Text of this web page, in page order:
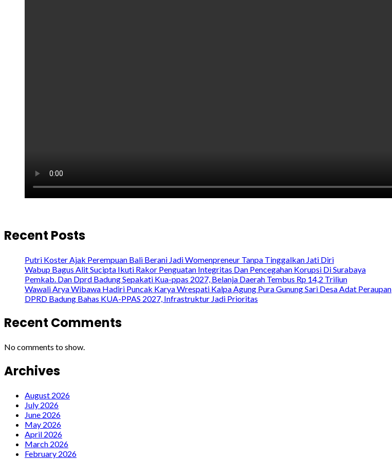
Recent Posts
Putri Koster Ajak Perempuan Bali Berani Jadi Womenpreneur Tanpa Tinggalkan Jati Diri
Wabup Bagus Alit Sucipta Ikuti Rakor Penguatan Integritas Dan Pencegahan Korupsi Di Surabaya
Pemkab. Dan Dprd Badung Sepakati Kua-ppas 2027, Belanja Daerah Tembus Rp 14,2 Triliun
Wawali Arya Wibawa Hadiri Puncak Karya Wrespati Kalpa Agung Pura Gunung Sari Desa Adat Peraupan
DPRD Badung Bahas KUA-PPAS 2027, Infrastruktur Jadi Prioritas
Recent Comments
No comments to show.
Archives
August 2026
July 2026
June 2026
May 2026
April 2026
March 2026
February 2026